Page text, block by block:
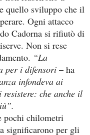
quello sviluppo che il
Ogni attacco
Cadorna si rifiutò di
Non si rese
“La
per i difensori – ha
infondeva ai
che anche il
pochi chilometri
significarono per gli